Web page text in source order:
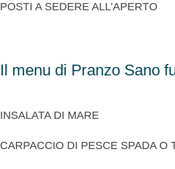
POSTI A SEDERE ALL’APERTO
Il menu di Pranzo Sano
INSALATA DI MARE
CARPACCIO DI PESCE SPADA O